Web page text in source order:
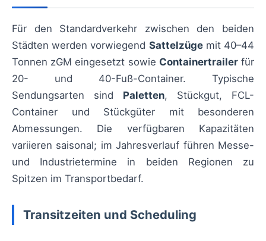
Für den Standardverkehr zwischen den beiden
Städten werden vorwiegend Sattelzügemit 40–44
Tonnen zGM eingesetzt sowie Containertrailerfür
20- und 40-Fuß-Container. Typische
Sendungsarten sind Paletten, Stückgut, FCL-
Container und Stückgüter mit besonderen
Abmessungen. Die verfügbaren Kapazitäten
variieren saisonal; im Jahresverlauf führen Messe-
und Industrietermine in beiden Regionen zu
Spitzen im Transportbedarf.
Transitzeiten und Scheduling